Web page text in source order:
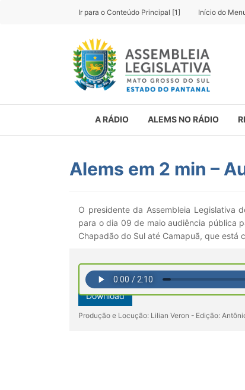
Ir para o Conteúdo Principal [1] Início do
A RÁDIO ALEMS NO RÁDIO
Alems em 2 min –
O presidente da Assembleia Legislativa
para o dia 09 de maio audiência pública
Chapadão do Sul até Camapuã, que está
Download
Produção e Locução: Lilian Veron - Edição: